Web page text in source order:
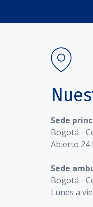
Sede
Bogotá -
Abierto 24
Sede
Bogotá -
Lunes a